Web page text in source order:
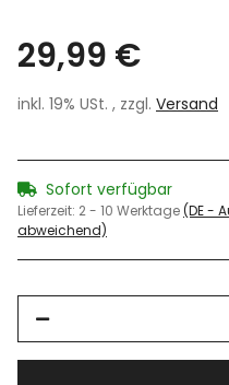
29,99 €
inkl. 19% USt. , zzgl. Versand
Sofort verfügbar
Lieferzeit: 2 - 10 Werktage(DE -
abweichend)